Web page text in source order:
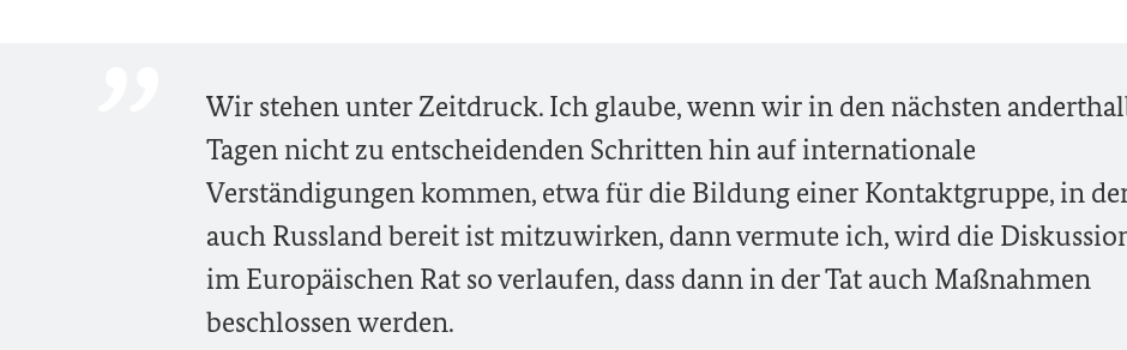
Wir stehen unter Zeitdruck. Ich glaube, wenn wir in den nächsten
Tagen nicht zu entscheidenden Schritten hin auf internationale
Verständigungen kommen, etwa für die Bildung einer Kontaktgruppe, in
auch Russland bereit ist mitzuwirken, dann vermute ich, wird die
im Europäischen Rat so verlaufen, dass dann in der Tat auch Maßnahmen
beschlossen werden.